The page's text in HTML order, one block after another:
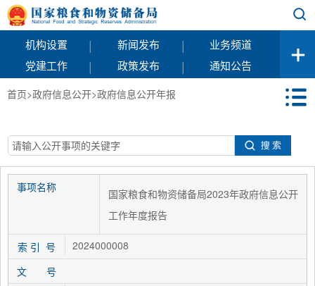
机构设置 | 新闻发布 |
业务频道
党建工作
| 政策发布 | 通知公告
首页>政府信息公开>政府信息公开年报
事项名称
国家粮食和物资储备局2023年政府信息公开
工作年度报告
索 引 号
2024000008
文 号